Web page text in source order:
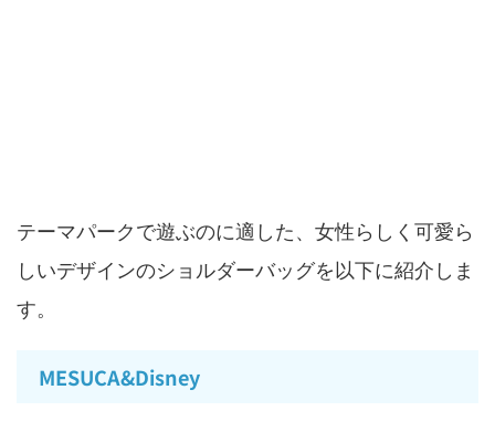
テーマパークで遊ぶのに適した、女性らしく可愛ら
しいデザインのショルダーバッグを以下に紹介しま
す。
MESUCA&Disney